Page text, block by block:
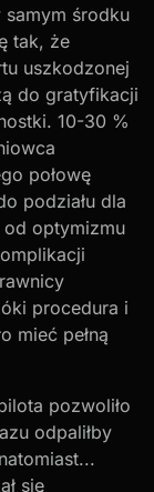
samym środku
tak, że
uszkodzonej
do gratyfikacji
10-30 %
połowę
podziału dla
od optymizmu
procedura i
mieć pełną
pozwoliło
odpaliłby
się